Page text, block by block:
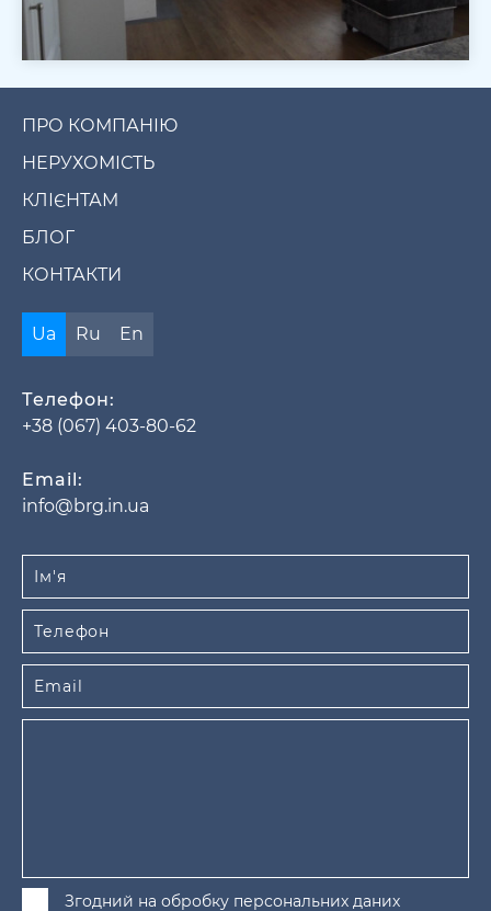
ПРО КОМПАНІЮ
НЕРУХОМІСТЬ
КЛІЄНТАМ
БЛОГ
КОНТАКТИ
Ua Ru En
Телефон:
+38 (067) 403-80-62
Email:
info@brg.in.ua
Згодний на обробку персональних даних